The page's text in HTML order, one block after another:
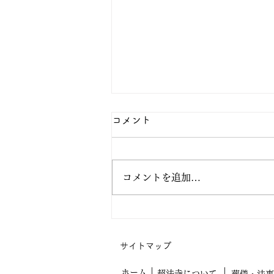
う
コメント
コメントを追加…
サイトマップ